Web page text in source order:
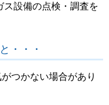
ス設備の点検・調査を
・・・
つかない場合があり